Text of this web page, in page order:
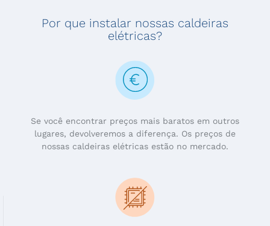
Por que instalar nossas caldeiras
elétricas?
Se você encontrar preços mais baratos em outros
lugares, devolveremos a diferença. Os preços de
nossas caldeiras elétricas estão no mercado.